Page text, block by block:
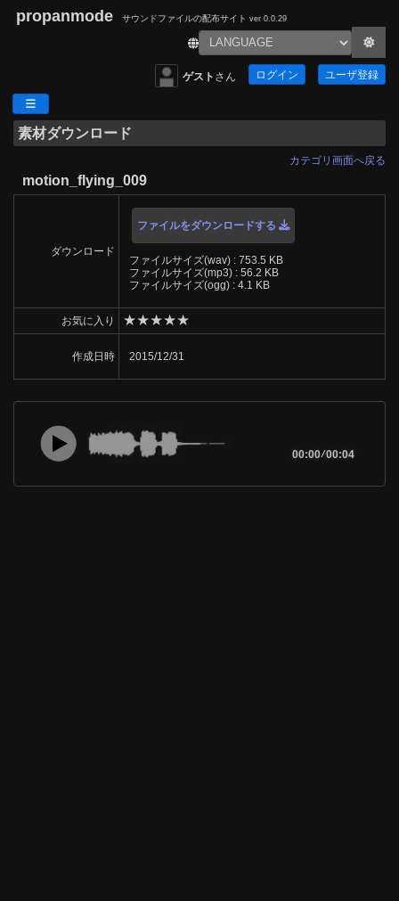
propanmode サウンドファイルの配布サイト ver 0.0.29
ゲスト さん ログイン ユーザ登録
素材ダウンロード
カテゴリ画面へ戻る
motion_flying_009
ダウンロード
ファイルをダウンロードする
ファイルサイズ(wav) : 753.5 KB
ファイルサイズ(mp3) : 56.2 KB
ファイルサイズ(ogg) : 4.1 KB
お気に入り ★★★★★
作成日時 2015/12/31
00:00/00:04